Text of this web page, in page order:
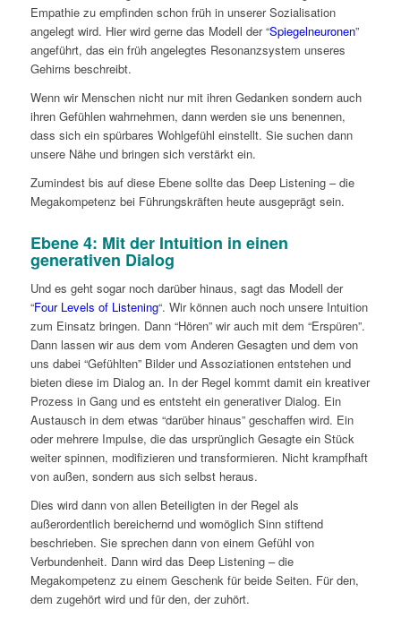
Empathie zu empfinden schon früh in unserer Sozialisation
angelegt wird. Hier wird gerne das Modell der “Spiegelneuronen”
angeführt, das ein früh angelegtes Resonanzsystem unseres
Gehirns beschreibt.
Wenn wir Menschen nicht nur mit ihren Gedanken sondern auch
ihren Gefühlen wahrnehmen, dann werden sie uns benennen,
dass sich ein spürbares Wohlgefühl einstellt. Sie suchen dann
unsere Nähe und bringen sich verstärkt ein.
Zumindest bis auf diese Ebene sollte das Deep Listening – die
Megakompetenz bei Führungskräften heute ausgeprägt sein.
Ebene 4: Mit der Intuition in einen
generativen Dialog
Und es geht sogar noch darüber hinaus, sagt das Modell der
“Four Levels of Listening“. Wir können auch noch unsere Intuition
zum Einsatz bringen. Dann “Hören” wir auch mit dem “Erspüren”.
Dann lassen wir aus dem vom Anderen Gesagten und dem von
uns dabei “Gefühlten” Bilder und Assoziationen entstehen und
bieten diese im Dialog an. In der Regel kommt damit ein kreativer
Prozess in Gang und es entsteht ein generativer Dialog. Ein
Austausch in dem etwas “darüber hinaus” geschaffen wird. Ein
oder mehrere Impulse, die das ursprünglich Gesagte ein Stück
weiter spinnen, modifizieren und transformieren. Nicht krampfhaft
von außen, sondern aus sich selbst heraus.
Dies wird dann von allen Beteiligten in der Regel als
außerordentlich bereichernd und womöglich Sinn stiftend
beschrieben. Sie sprechen dann von einem Gefühl von
Verbundenheit. Dann wird das Deep Listening – die
Megakompetenz zu einem Geschenk für beide Seiten. Für den,
dem zugehört wird und für den, der zuhört.